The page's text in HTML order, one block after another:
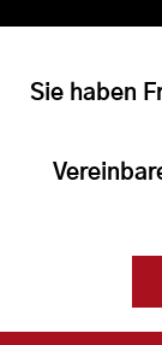
Sie haben